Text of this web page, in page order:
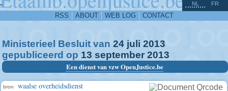
-
RSS ABOUT WEB LOG CONTACT
NL FR
Ministerieel Besluit van 24 juli 2013
gepubliceerd op 13 september 2013
Een dienst van vzw OpenJustice.be
bron waalse overheidsdienst
^